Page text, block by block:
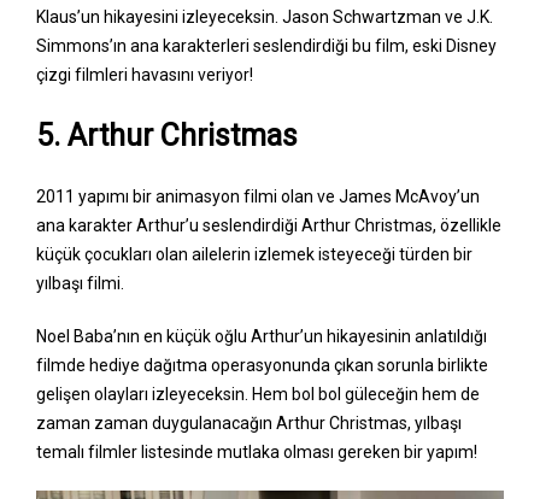
Klaus’un hikayesini izleyeceksin. Jason Schwartzman ve J.K.
Simmons’ın ana karakterleri seslendirdiği bu film, eski Disney
çizgi filmleri havasını veriyor!
5. Arthur Christmas
2011 yapımı bir animasyon filmi olan ve James McAvoy’un
ana karakter Arthur’u seslendirdiği Arthur Christmas, özellikle
küçük çocukları olan ailelerin izlemek isteyeceği türden bir
yılbaşı filmi.
Noel Baba’nın en küçük oğlu Arthur’un hikayesinin anlatıldığı
filmde hediye dağıtma operasyonunda çıkan sorunla birlikte
gelişen olayları izleyeceksin. Hem bol bol güleceğin hem de
zaman zaman duygulanacağın Arthur Christmas, yılbaşı
temalı filmler listesinde mutlaka olması gereken bir yapım!